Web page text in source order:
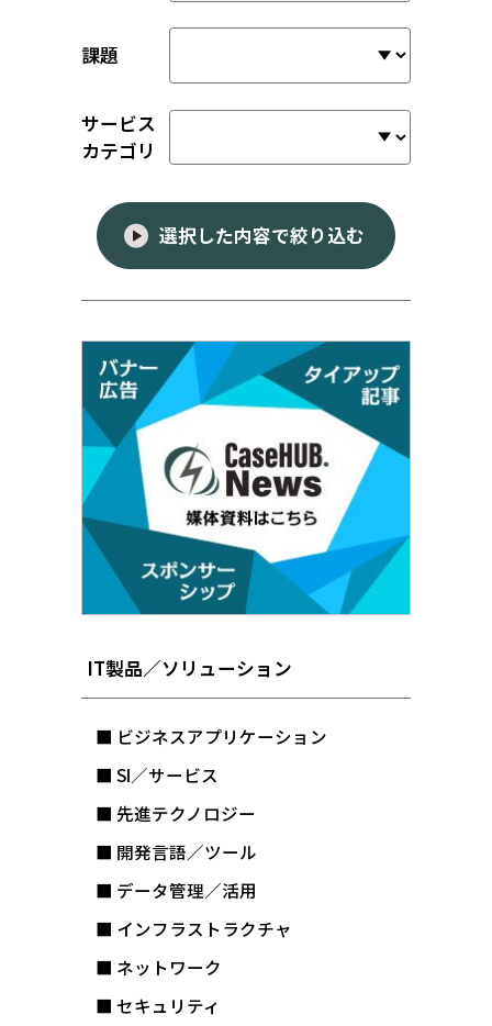
課題
サービス
カテゴリ
選択した内容で絞り込む
IT製品／ソリューション
■ ビジネスアプリケーション
■ SI／サービス
■ 先進テクノロジー
■ 開発言語／ツール
■ データ管理／活用
■ インフラストラクチャ
■ ネットワーク
■ セキュリティ